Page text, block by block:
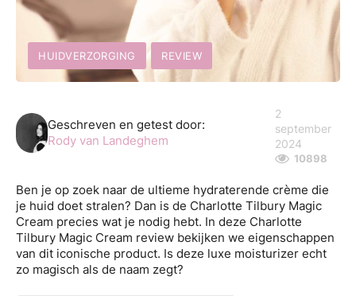
HUIDVERZORGING REVIEW
Geschreven en getest door:
Rody van Landeghem
2
september
2024
10898
Ben je op zoek naar de ultieme hydraterende crème die
je huid doet stralen? Dan is de Charlotte Tilbury Magic
Cream precies wat je nodig hebt. In deze Charlotte
Tilbury Magic Cream review bekijken we eigenschappen
van dit iconische product. Is deze luxe moisturizer echt
zo magisch als de naam zegt?